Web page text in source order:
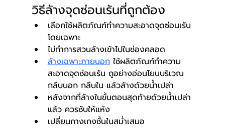
วิธีล้างจุดซ่อนเร้นที่ถูกต้อง
เลือกใช้ผลิตภัณฑ์ทำความสะอาดจุดซ่อนเร้น
โดยเฉพาะ
ไม่ทำการสวนล้างเข้าไปในช่องคลอด
ล้างเฉพาะภายนอก ใช้ผลิตภัณฑ์ทำความ
สะอาดจุดซ่อนเร้น ถูอย่างอ่อนโยนบริเวณ
กลีบนอก กลีบใน แล้วล้างด้วยน้ำเปล่า
หลังจากที่ล้างในขั้นตอนสุดท้ายด้วยน้ำเปล่า
แล้ว ควรซับให้แห้ง
เปลี่ยนกางเกงชั้นในสม่ำเสมอ